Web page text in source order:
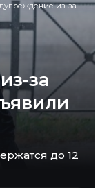
разгула стихии объявили на Кубани
за
до 12